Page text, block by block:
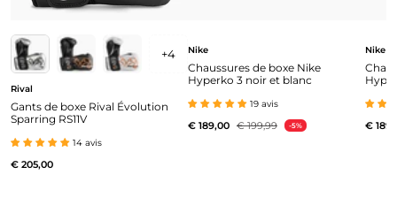
+4
Rival
Gants de boxe Rival Évolution
Sparring RS11V
14 avis
€ 205,00
Nike
Chaussures de boxe Nike
Hyperko 3 noir et blanc
19 avis
€ 189,00 € 199,99 -5%
Nike
€